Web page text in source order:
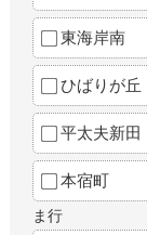
東海岸南
ひばりが丘
平太夫新田
本宿町
ま行